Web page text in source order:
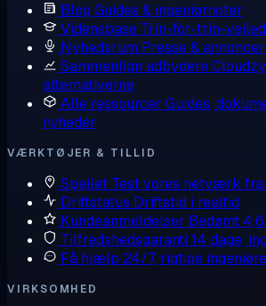
Blog Guides & ingeniørnoter
Vidensbase Trin-for-trin-
Nyhedsrum Presse &
Sammenlign udbydere
alternativerne
Alle ressourcer Guides,
nyheder
VÆRKTØJER & TILLID
Spejlet Test vores netværk fra
Driftstatus Driftstid i realtid
Kundeanmeldelser Bedømt
Tilfredshedsgaranti 14 dage,
Få hjælp 24/7, rigtige
VIRKSOMHED